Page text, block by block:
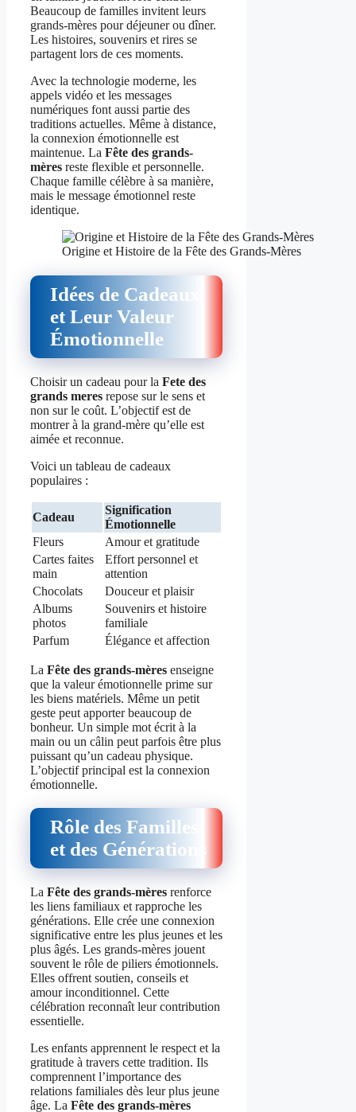
Beaucoup de familles invitent leurs
grands-mères pour déjeuner ou dîner.
Les histoires, souvenirs et rires se
partagent lors de ces moments.
Avec la technologie moderne, les
appels vidéo et les messages
numériques font aussi partie des
traditions actuelles. Même à distance,
la connexion émotionnelle est
maintenue. La Fête des grands-
mères reste flexible et personnelle.
Chaque famille célèbre à sa manière,
mais le message émotionnel reste
identique.
Origine et Histoire de la Fête des Grands-Mères
Idées de Cadeaux
et Leur Valeur
Émotionnelle
Choisir un cadeau pour la Fete des
grands meres repose sur le sens et
non sur le coût. L’objectif est de
montrer à la grand-mère qu’elle est
aimée et reconnue.
Voici un tableau de cadeaux
populaires :
Cadeau
Signification
Émotionnelle
Fleurs
Amour et gratitude
Cartes faites
main
Effort personnel et
attention
Chocolats
Douceur et plaisir
Albums
photos
Souvenirs et histoire
familiale
Parfum
Élégance et affection
La Fête des grands-mères enseigne
que la valeur émotionnelle prime sur
les biens matériels. Même un petit
geste peut apporter beaucoup de
bonheur. Un simple mot écrit à la
main ou un câlin peut parfois être plus
puissant qu’un cadeau physique.
L’objectif principal est la connexion
émotionnelle.
Rôle des Familles
et des Générations
La Fête des grands-mères renforce
les liens familiaux et rapproche les
générations. Elle crée une connexion
significative entre les plus jeunes et les
plus âgés. Les grands-mères jouent
souvent le rôle de piliers émotionnels.
Elles offrent soutien, conseils et
amour inconditionnel. Cette
célébration reconnaît leur contribution
essentielle.
Les enfants apprennent le respect et la
gratitude à travers cette tradition. Ils
comprennent l’importance des
relations familiales dès leur plus jeune
âge. La Fête des grands-mères